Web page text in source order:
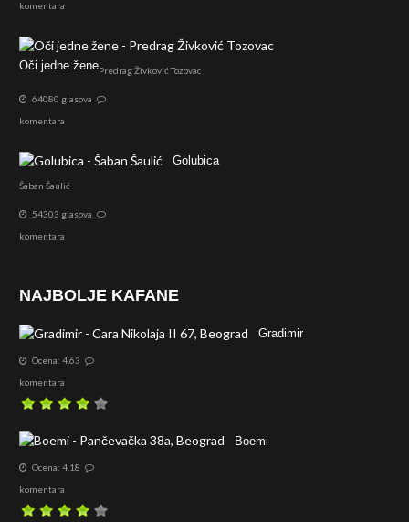
komentara
Oči jedne ženePredrag Živković Tozovac
64080 glasova
komentara
Golubica
Šaban Šaulić
54303 glasova
komentara
NAJBOLJE KAFANE
Gradimir
Ocena: 4.63
komentara
Boemi
Ocena: 4.18
komentara